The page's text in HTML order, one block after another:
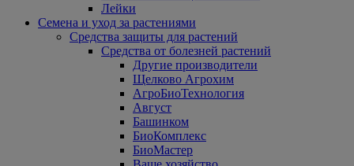
Лейки
Семена и уход за растениями
Средства защиты для растений
Средства от болезней растений
Другие производители
Щелково Агрохим
АгроБиоТехнология
Август
Башинком
БиоКомплекс
БиоМастер